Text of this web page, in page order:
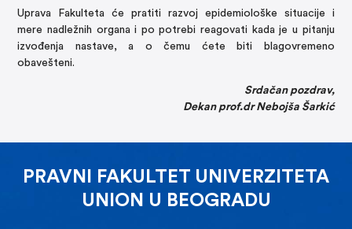
Uprava Fakulteta će pratiti razvoj epidemiološke situacije i
mere nadležnih organa i po potrebi reagovati kada je u pitanju
izvođenja nastave, a o čemu ćete biti blagovremeno
obavešteni.
Srdačan pozdrav,
Dekan prof.dr Nebojša Šarkić
PRAVNI FAKULTET UNIVERZITETA
UNION U BEOGRADU